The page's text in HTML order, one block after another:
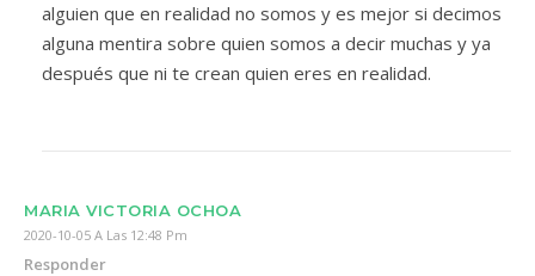
alguien que en realidad no somos y es mejor si decimos
alguna mentira sobre quien somos a decir muchas y ya
después que ni te crean quien eres en realidad.
MARIA VICTORIA OCHOA
2020-10-05 A Las 12:48 Pm
Responder